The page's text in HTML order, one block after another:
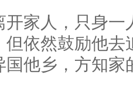
家人，只身
但依然鼓励他
他乡，方知家